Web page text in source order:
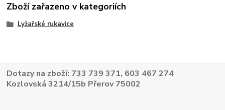
Zboží zařazeno v kategoriích
Lyžařské rukavice
Dotazy na zboží: 733 739 371, 603 467 274
Kozlovská 3214/15b Přerov 75002